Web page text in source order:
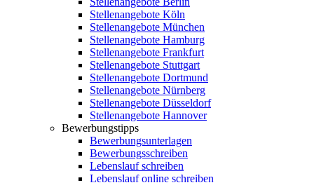
Stellenangebote Köln
Stellenangebote München
Stellenangebote Hamburg
Stellenangebote Frankfurt
Stellenangebote Stuttgart
Stellenangebote Dortmund
Stellenangebote Nürnberg
Stellenangebote Düsseldorf
Stellenangebote Hannover
Bewerbungstipps
Bewerbungsunterlagen
Bewerbungsschreiben
Lebenslauf schreiben
Lebenslauf online schreiben